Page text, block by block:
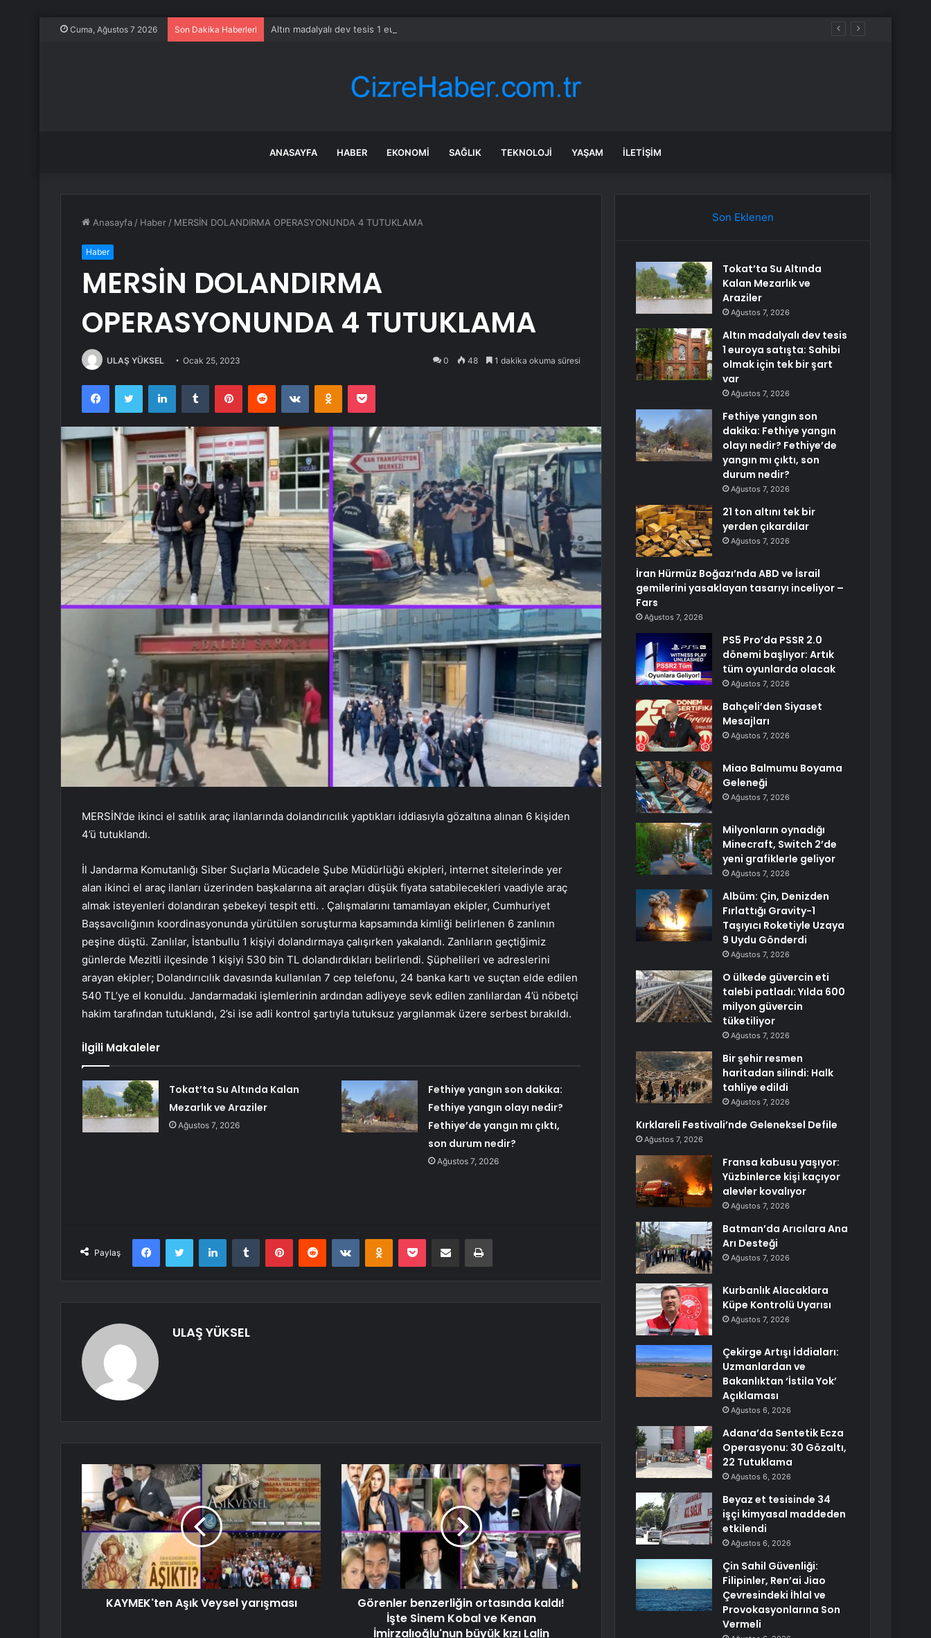
Cuma, Ağustos 7 2026 Son Dakika Haberleri Altın madalyalı dev tesis 1 euroya satışta: Sahibi olmak için tek bir şart var
ANASAYFA HABER EKONOMI SAĞLIK TEKNOLOJI YAŞAM İLETIŞIM
Anasayfa / Haber / MERSİN DOLANDIRMA OPERASYONUNDA 4 TUTUKLAMA
Haber
MERSİN DOLANDIRMA
OPERASYONUNDA 4 TUTUKLAMA
ULAŞ YÜKSEL Ocak 25, 2023 0 48 1 dakika okuma süresi
FacebookTwitter LinkedInTumblr PinterestReddit VKontakteOdnoklassniki
Pocket
MERSİN’de ikinci el satılık araç ilanlarında dolandırıcılık yaptıkları iddiasıyla gözaltına alınan 6 kişiden
4’ü tutuklandı.
İl Jandarma Komutanlığı Siber Suçlarla Mücadele Şube Müdürlüğü ekipleri, internet sitelerinde yer
alan ikinci el araç ilanları üzerinden başkalarına ait araçları düşük fiyata satabilecekleri vaadiyle araç
almak isteyenleri dolandıran şebekeyi tespit etti. . Çalışmalarını tamamlayan ekipler, Cumhuriyet
Başsavcılığının koordinasyonunda yürütülen soruşturma kapsamında kimliği belirlenen 6 zanlının
peşine düştü. Zanlılar, İstanbullu 1 kişiyi dolandırmaya çalışırken yakalandı. Zanlıların geçtiğimiz
günlerde Mezitli ilçesinde 1 kişiyi 530 bin TL dolandırdıkları belirlendi. Şüphelileri ve adreslerini
arayan ekipler; Dolandırıcılık davasında kullanılan 7 cep telefonu, 24 banka kartı ve suçtan elde edilen
540 TL’ye el konuldu. Jandarmadaki işlemlerinin ardından adliyeye sevk edilen zanlılardan 4’ü nöbetçi
hakim tarafından tutuklandı, 2’si ise adli kontrol şartıyla tutuksuz yargılanmak üzere serbest bırakıldı.
İlgili Makaleler
Tokat’ta Su Altında Kalan
Mezarlık ve Araziler
Ağustos 7, 2026
Fethiye yangın son dakika:
Fethiye yangın olayı nedir?
Fethiye’de yangın mı çıktı,
son durum nedir?
Ağustos 7, 2026
Paylaş
FacebookTwitter LinkedInTumblr PinterestReddit VKontakteOdnoklassniki
Pocket E-Posta ile paylaş Yazdır
ULAŞ YÜKSEL
KAYMEK'ten Aşık Veysel yarışması
Görenler benzerliğin ortasında kaldı!
İşte Sinem Kobal ve Kenan
İmirzalıoğlu'nun büyük kızı Lalin
Son Eklenen
Tokat’ta Su Altında
Kalan Mezarlık ve
Araziler
Ağustos 7, 2026
Altın madalyalı dev tesis
1 euroya satışta: Sahibi
olmak için tek bir şart
var
Ağustos 7, 2026
Fethiye yangın son
dakika: Fethiye yangın
olayı nedir? Fethiye’de
yangın mı çıktı, son
durum nedir?
Ağustos 7, 2026
21 ton altını tek bir
yerden çıkardılar
Ağustos 7, 2026
İran Hürmüz Boğazı’nda ABD ve İsrail
gemilerini yasaklayan tasarıyı inceliyor –
Fars
Ağustos 7, 2026
PS5 Pro’da PSSR 2.0
dönemi başlıyor: Artık
tüm oyunlarda olacak
Ağustos 7, 2026
Bahçeli’den Siyaset
Mesajları
Ağustos 7, 2026
Miao Balmumu Boyama
Geleneği
Ağustos 7, 2026
Milyonların oynadığı
Minecraft, Switch 2’de
yeni grafiklerle geliyor
Ağustos 7, 2026
Albüm: Çin, Denizden
Fırlattığı Gravity-1
Taşıyıcı Roketiyle Uzaya
9 Uydu Gönderdi
Ağustos 7, 2026
O ülkede güvercin eti
talebi patladı: Yılda 600
milyon güvercin
tüketiliyor
Ağustos 7, 2026
Bir şehir resmen
haritadan silindi: Halk
tahliye edildi
Ağustos 7, 2026
Kırklareli Festivali’nde Geleneksel Defile
Ağustos 7, 2026
Fransa kabusu yaşıyor:
Yüzbinlerce kişi kaçıyor
alevler kovalıyor
Ağustos 7, 2026
Batman’da Arıcılara Ana
Arı Desteği
Ağustos 7, 2026
Kurbanlık Alacaklara
Küpe Kontrolü Uyarısı
Ağustos 7, 2026
Çekirge Artışı İddiaları:
Uzmanlardan ve
Bakanlıktan ‘İstila Yok’
Açıklaması
Ağustos 6, 2026
Adana’da Sentetik Ecza
Operasyonu: 30 Gözaltı,
22 Tutuklama
Ağustos 6, 2026
Beyaz et tesisinde 34
işçi kimyasal maddeden
etkilendi
Ağustos 6, 2026
Çin Sahil Güvenliği:
Filipinler, Ren’ai Jiao
Çevresindeki İhlal ve
Provokasyonlarına Son
Vermeli